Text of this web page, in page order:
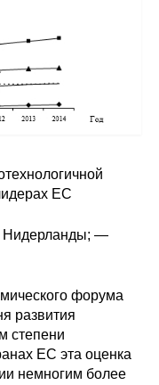
ЕС
Нидерланды; —
форума
развития
степени
ЕС эта оценка
немногим более